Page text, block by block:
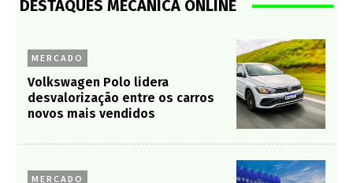
DESTAQUES MECÂNICA ONLINE
MERCADO
Volkswagen Polo lidera
desvalorização entre os carros
novos mais vendidos
MERCADO